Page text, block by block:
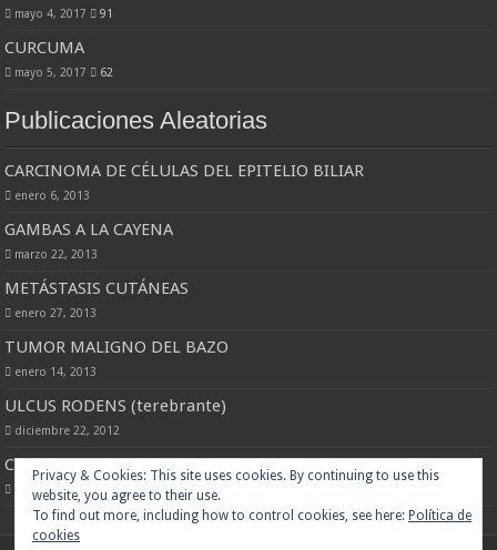
Privacy & Cookies: This site uses cookies. By continuing to use this
website, you agree to their use.
To find out more, including how to control cookies, see here: Política de
cookies
mayo 4, 2017 91
CURCUMA
mayo 5, 2017 62
Publicaciones Aleatorias
CARCINOMA DE CÉLULAS DEL EPITELIO BILIAR
enero 6, 2013
GAMBAS A LA CAYENA
marzo 22, 2013
METÁSTASIS CUTÁNEAS
enero 27, 2013
TUMOR MALIGNO DEL BAZO
enero 14, 2013
ULCUS RODENS (terebrante)
diciembre 22, 2012
CARCINOMA EPIDERMOIDE PULMONAR
enero 7, 2013